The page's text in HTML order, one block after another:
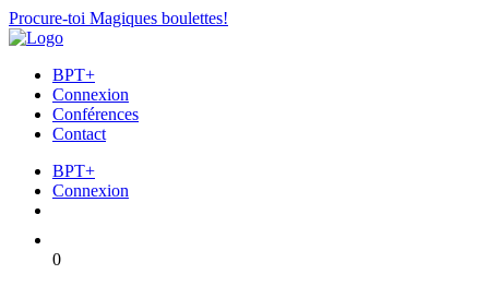
Procure-toi Magiques boulettes!
BPT+
Connexion
Conférences
Contact
BPT+
Connexion
0